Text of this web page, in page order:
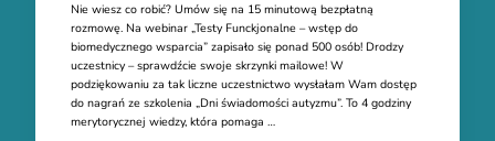
Nie wiesz co robić? Umów się na 15 minutową bezpłatną
rozmowę. Na webinar „Testy Funckjonalne – wstęp do
biomedycznego wsparcia” zapisało się ponad 500 osób! Drodzy
uczestnicy – sprawdźcie swoje skrzynki mailowe! W
podziękowaniu za tak liczne uczestnictwo wysłałam Wam dostęp
do nagrań ze szkolenia „Dni świadomości autyzmu”. To 4 godziny
merytorycznej wiedzy, która pomaga …